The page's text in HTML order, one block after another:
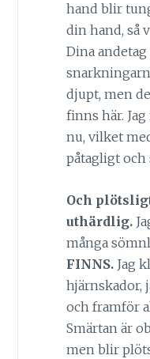
hand blir
din hand, så
Dina
djupt, men
finns här.
nu, vilket
påtagligt och
Och
uthärdlig.
många
FINNS.Jag
hjärnskador,
och framför
Smärtan är
men blir